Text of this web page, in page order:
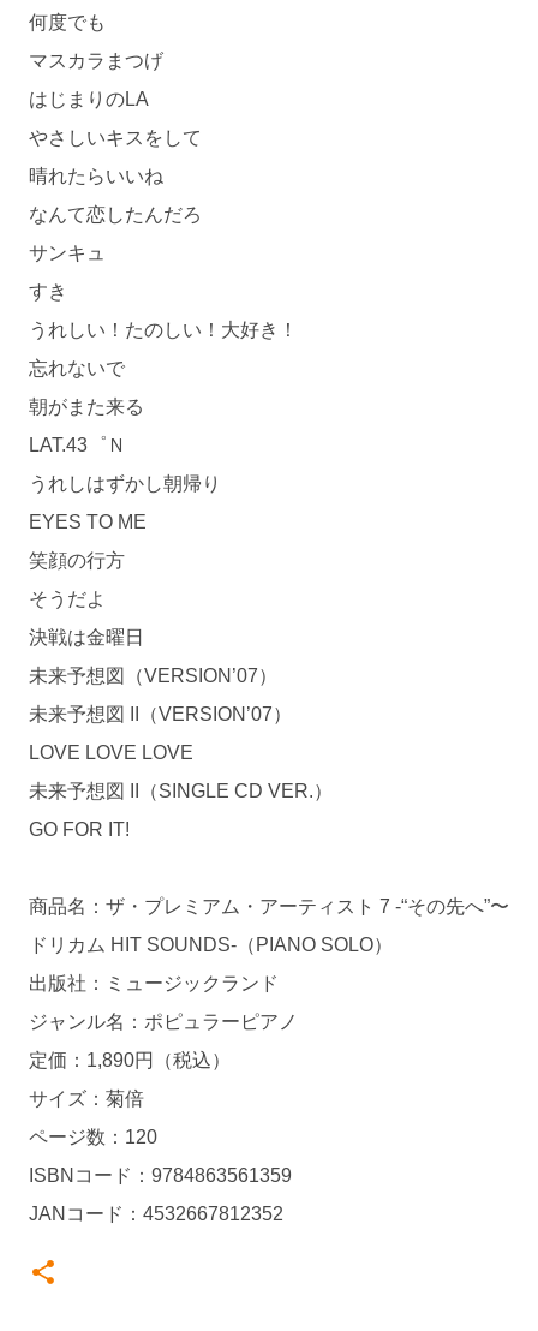
何度でも
マスカラまつげ
はじまりのLA
やさしいキスをして
晴れたらいいね
なんて恋したんだろ
サンキュ
すき
うれしい！たのしい！大好き！
忘れないで
朝がまた来る
LAT.43゜Ｎ
うれしはずかし朝帰り
EYES TO ME
笑顔の行方
そうだよ
決戦は金曜日
未来予想図（VERSION’07）
未来予想図 II（VERSION’07）
LOVE LOVE LOVE
未来予想図 II（SINGLE CD VER.）
GO FOR IT!
商品名：ザ・プレミアム・アーティスト 7 -“その先へ”〜
ドリカム HIT SOUNDS-（PIANO SOLO）
出版社：ミュージックランド
ジャンル名：ポピュラーピアノ
定価：1,890円（税込）
サイズ：菊倍
ページ数：120
ISBNコード：9784863561359
JANコード：4532667812352